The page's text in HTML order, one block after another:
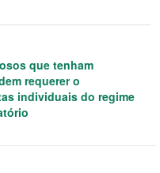
que tenham
requerer o
individuais do regime